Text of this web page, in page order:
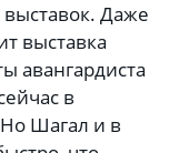
Даже
выставка
авангардиста
в
Но Шагал и в